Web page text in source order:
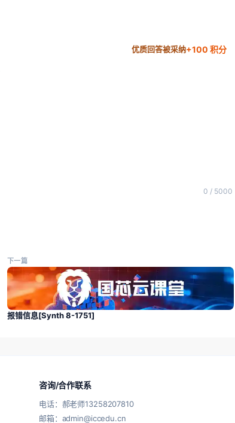
优质回答被采纳+100 积分
0 / 5000
下一篇
报错信息[Synth 8-1751]
咨询/合作联系
电话：郝老师13258207810
邮箱：admin@iccedu.cn